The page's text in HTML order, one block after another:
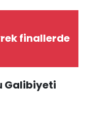
finallerde
Galibiyeti